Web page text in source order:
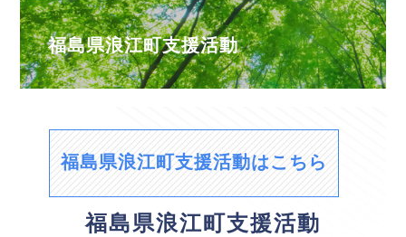
福島県浪江町支援活動
福島県浪江町支援活動はこちら
福島県浪江町支援活動